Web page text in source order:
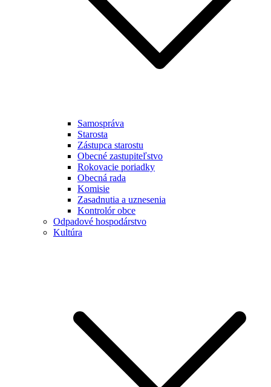
Samospráva
Starosta
Zástupca starostu
Obecné zastupiteľstvo
Rokovacie poriadky
Obecná rada
Komisie
Zasadnutia a uznesenia
Kontrolór obce
Odpadové hospodárstvo
Kultúra